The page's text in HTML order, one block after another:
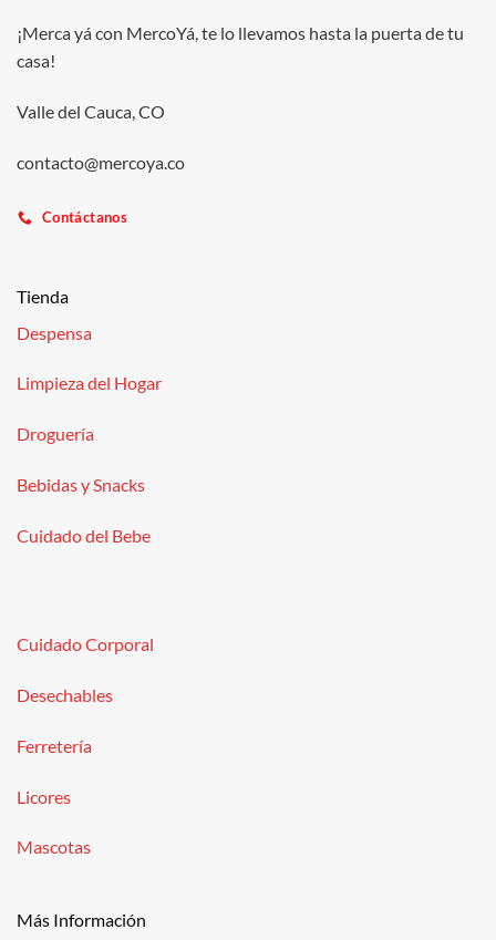
¡Merca yá con MercoYá, te lo llevamos hasta la puerta de tu
casa!
Valle del Cauca, CO
contacto@mercoya.co
Contáctanos
Tienda
Despensa
Limpieza del Hogar
Droguería
Bebidas y Snacks
Cuidado del Bebe
Cuidado Corporal
Desechables
Ferretería
Licores
Mascotas
Más Información